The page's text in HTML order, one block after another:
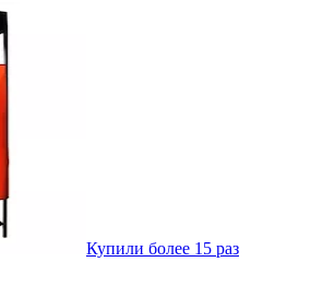
Купили более 15 раз